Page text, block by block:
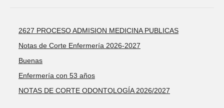
2627 PROCESO ADMISION MEDICINA PUBLICAS
Notas de Corte Enfermería 2026-2027
Buenas
Enfermería con 53 años
NOTAS DE CORTE ODONTOLOGÍA 2026/2027